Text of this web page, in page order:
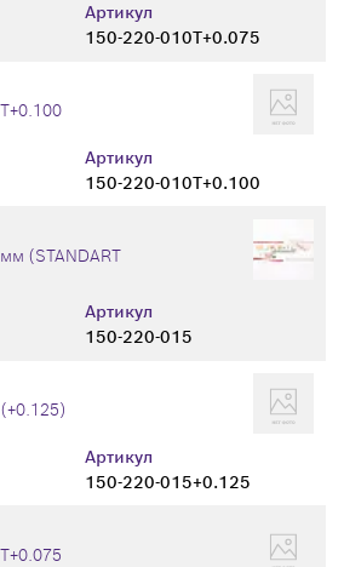
Артикул
150-220-010T+0.075
Артикул
150-220-010T+0.100
Артикул
150-220-015
(STANDART
Артикул
150-220-015+0.125